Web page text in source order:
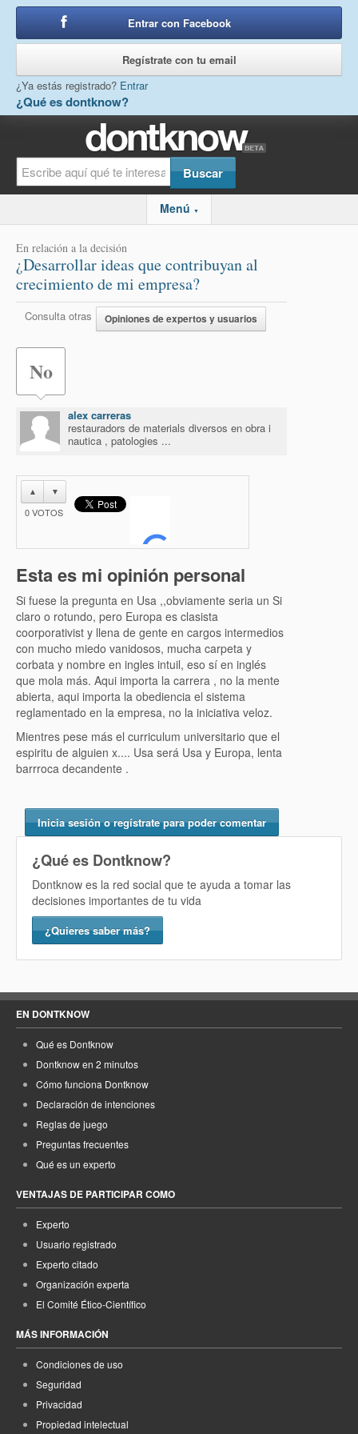
¿Qué es dontknow?
Entrar con Facebook
Regístrate con tu email
¿Ya estás registrado? Entrar
Menú ▼
En relación a la decisión
¿Desarrollar ideas que contribuyan al
crecimiento de mi empresa?
Consulta otras Opiniones de expertos y usuarios
No
alex carreras
restauradors de materials diversos en obra i
nautica , patologies ...
▲ ▼
0VOTOS
Esta es mi opinión personal
Si fuese la pregunta en Usa ,,obviamente seria un Si
claro o rotundo, pero Europa es clasista
coorporativist y llena de gente en cargos intermedios
con mucho miedo vanidosos, mucha carpeta y
corbata y nombre en ingles intuil, eso sí en inglés
que mola más. Aqui importa la carrera , no la mente
abierta, aqui importa la obediencia el sistema
reglamentado en la empresa, no la iniciativa veloz.
Mientres pese más el curriculum universitario que el
espiritu de alguien x.... Usa será Usa y Europa, lenta
barrroca decandente .
Inicia sesión o regístrate para poder comentar
¿Qué es Dontknow?
Dontknow es la red social que te ayuda a tomar las
decisiones importantes de tu vida
¿Quieres saber más?
EN DONTKNOW
Qué es Dontknow
Dontknow en 2 minutos
Cómo funciona Dontknow
Declaración de intenciones
Reglas de juego
Preguntas frecuentes
Qué es un experto
VENTAJAS DE PARTICIPAR COMO
Experto
Usuario registrado
Experto citado
Organización experta
El Comité Ético-Científico
MÁS INFORMACIÓN
Condiciones de uso
Seguridad
Privacidad
Propiedad intelectual